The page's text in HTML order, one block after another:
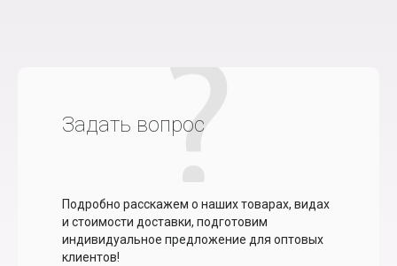
Задать вопрос
Подробно расскажем о наших товарах, видах
и стоимости доставки, подготовим
индивидуальное предложение для оптовых
клиентов!